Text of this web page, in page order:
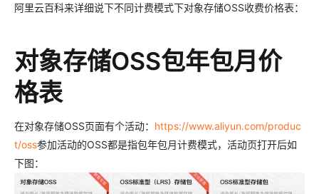
阿里云百科来详细说下不同计费模式下对象存储OSS收费价格表：
对象存储OSS包年包月价
格表
在对象存储OSS页面有个活动： https://www.aliyun.com/produc
t/oss参加活动的OSS都是指包年包月计费模式，活动页打开后如
下图：